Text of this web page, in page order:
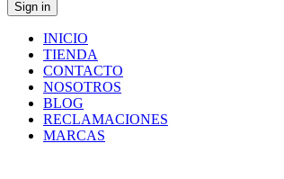
INICIO
TIENDA
CONTACTO
NOSOTROS
BLOG
RECLAMACIONES
MARCAS